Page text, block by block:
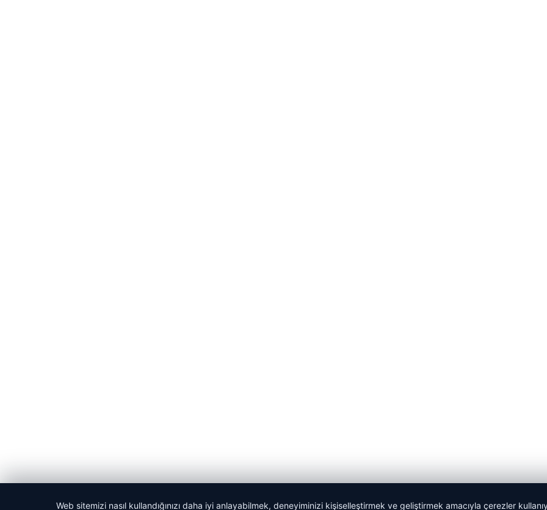
Web sitemizi nasıl kullandığınızı daha iyi anlayabilmek, deneyiminizi kişiselleştirmek ve geliştirmek amacıyla çerezler